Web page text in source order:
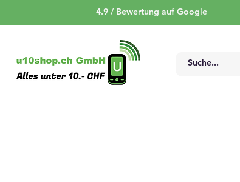
4.9 / Bewertung auf Google